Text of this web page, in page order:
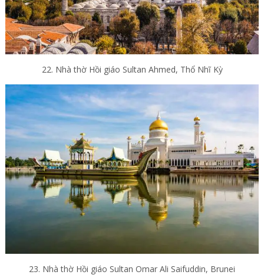
22. Nhà thờ Hồi giáo Sultan Ahmed, Thổ Nhĩ Kỳ
23. Nhà thờ Hồi giáo Sultan Omar Ali Saifuddin, Brunei